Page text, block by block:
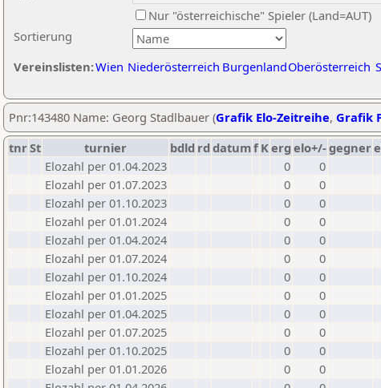
Sortierung
Nur "österreichische" Spieler (Land=AUT)
Vereinslisten:Wien Niederösterreich BurgenlandOberösterreich
Pnr:143480 Name: Georg Stadlbauer (Grafik Elo-Zeitreihe, Grafik
tnrSt turnier bdld rd datumf Kerg elo+/-gegner
Elozahl per 01.04.2023
0
0
Elozahl per 01.07.2023
0
0
Elozahl per 01.10.2023
0
0
Elozahl per 01.01.2024
0
0
Elozahl per 01.04.2024
0
0
Elozahl per 01.07.2024
0
0
Elozahl per 01.10.2024
0
0
Elozahl per 01.01.2025
0
0
Elozahl per 01.04.2025
0
0
Elozahl per 01.07.2025
0
0
Elozahl per 01.10.2025
0
0
Elozahl per 01.01.2026
0
0